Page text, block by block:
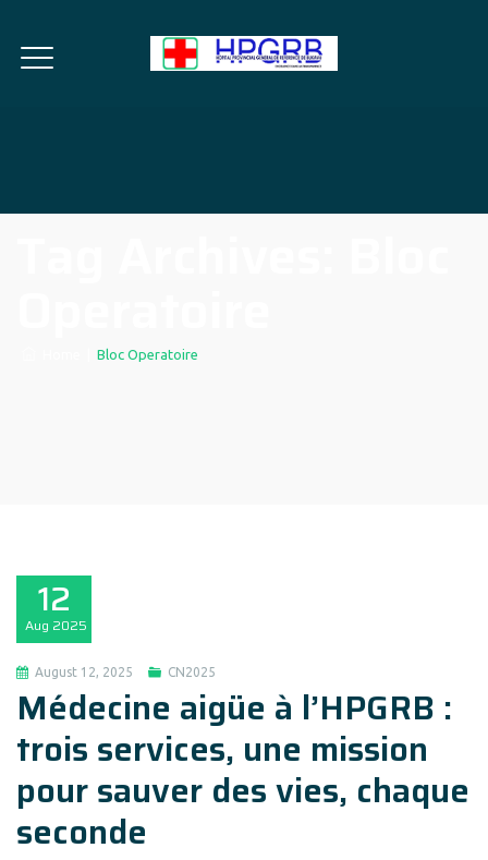
Bloc Operatoire
12
Aug 2025
August 12, 2025 CN2025
Médecine aigüe à l’HPGRB :
trois services, une mission
pour sauver des vies, chaque
seconde